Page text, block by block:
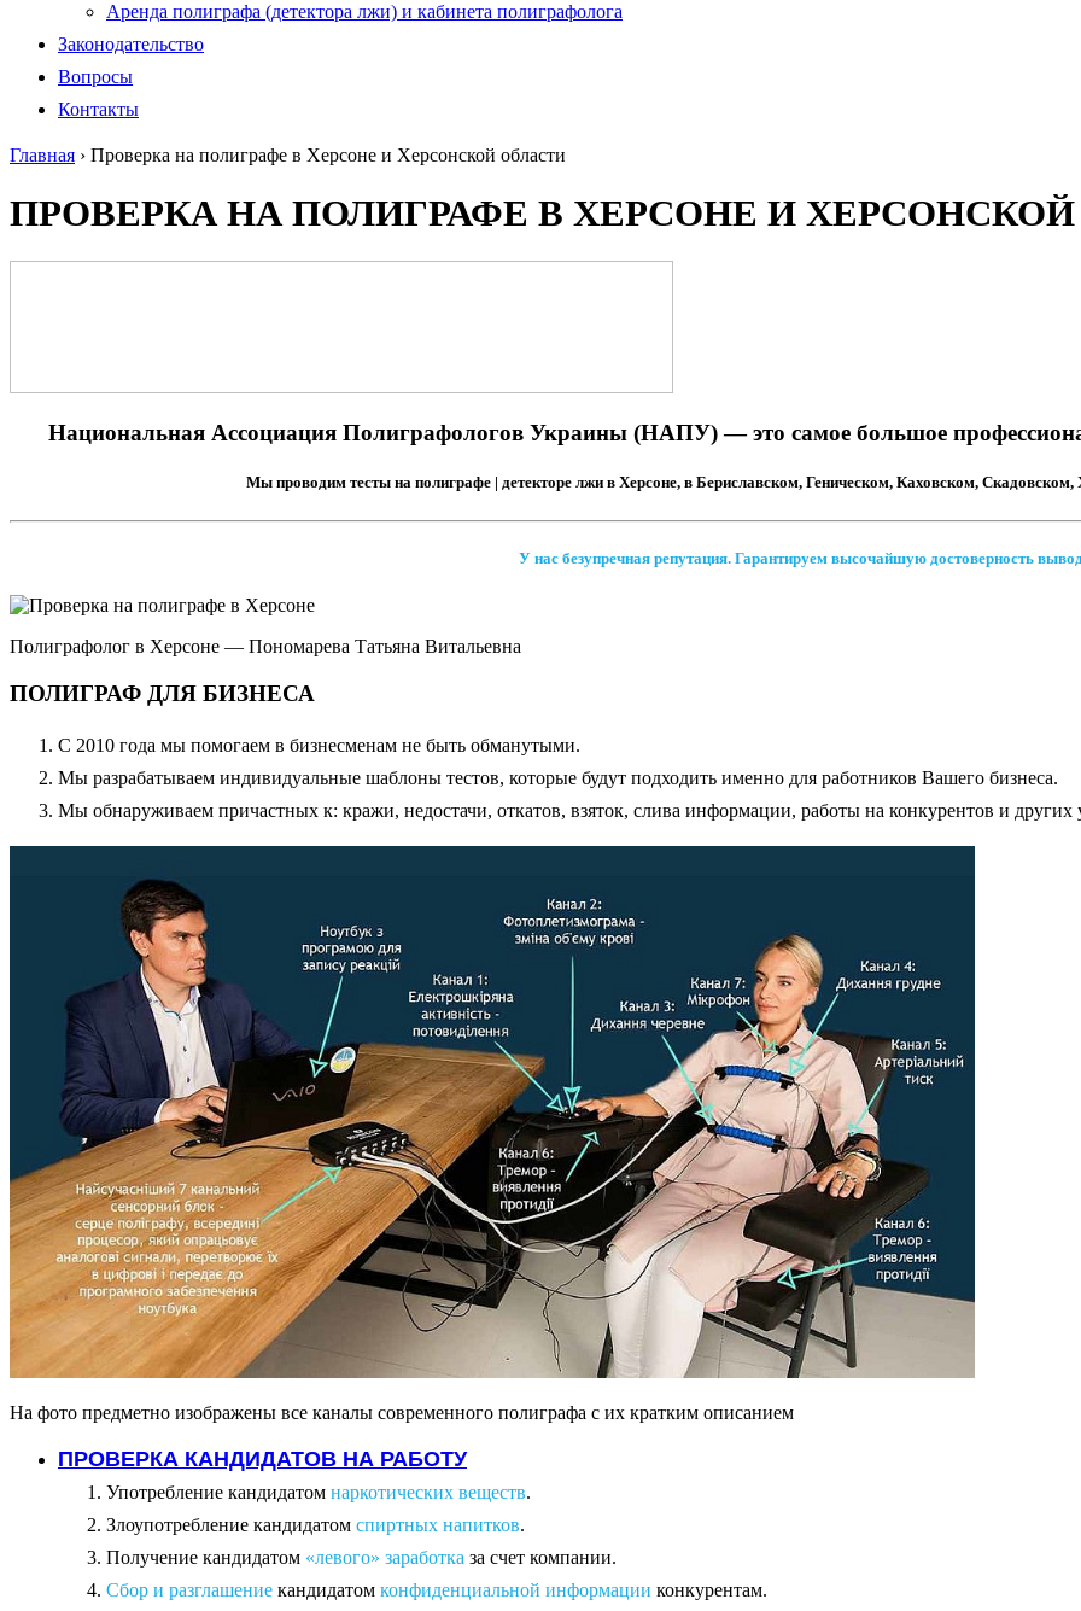
Аренда полиграфа (детектора лжи) и кабинета полиграфолога
Законодательство
Вопросы
Контакты
Главная › Проверка на полиграфе в Херсоне и Херсонской области
ПРОВЕРКА НА ПОЛИГРАФЕ В ХЕРСОНЕ И
Национальная Ассоциация Полиграфологов Украины (НАПУ) — это самое большое
Мы проводим тесты на полиграфе | детекторе лжи в Херсоне, в Бериславском, Геническом, Каховском, Скадовском,
У нас безупречная репутация. Гарантируем высочайшую достоверность
Полиграфолог в Херсоне — Пономарева Татьяна Витальевна
ПОЛИГРАФ ДЛЯ БИЗНЕСА
С 2010 года мы помогаем в бизнесменам не быть обманутыми.
Мы разрабатываем индивидуальные шаблоны тестов, которые будут подходить именно для работников Вашего бизнеса.
Мы обнаруживаем причастных к: кражи, недостачи, откатов, взяток, слива информации, работы на конкурентов и других
На фото предметно изображены все каналы современного полиграфа с их кратким описанием
ПРОВЕРКА КАНДИДАТОВ НА РАБОТУ
Употребление кандидатом наркотических веществ.
Злоупотребление кандидатом спиртных напитков.
Получение кандидатом «левого» заработка за счет компании.
Сбор и разглашение кандидатом конфиденциальной информации конкурентам.